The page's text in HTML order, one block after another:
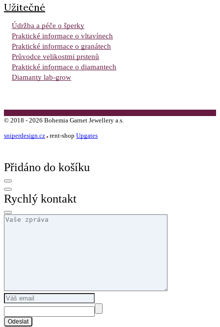
Užitečné
Údržba a péče o šperky
Praktické informace o vltavínech
Praktické informace o granátech
Průvodce velikostmi prstenů
Praktické informace o diamantech
Diamanty lab-grow
© 2018 - 2026 Bohemia Garnet Jewellery a.s.
sniperdesign.cz rent-shop Upgates
Přidáno do košíku
Rychlý kontakt
Odeslat